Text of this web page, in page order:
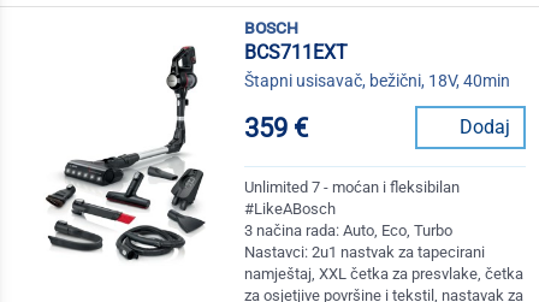
bosch
BCS711EXT
Štapni usisavač, bežični, 18V, 40min
359 € Dodaj
Unlimited 7 - moćan i fleksibilan
#LikeABosch
3 načina rada: Auto, Eco, Turbo
Nastavci: 2u1 nastvak za tapecirani
namještaj, XXL četka za presvlake, četka
za osjetjive površine i tekstil, nastavak za